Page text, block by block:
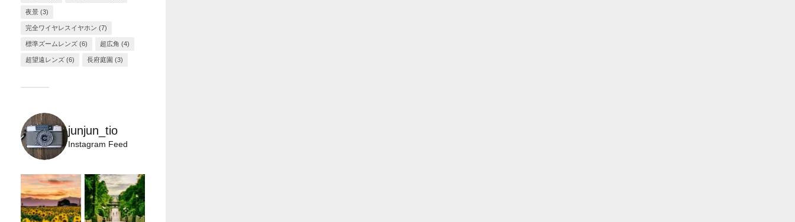
夜景 (3)
完全ワイヤレスイヤホン (7)
標準ズームレンズ (6) 超広角 (4)
超望遠レンズ (6) 長府庭園 (3)
junjun_tio
Instagram Feed